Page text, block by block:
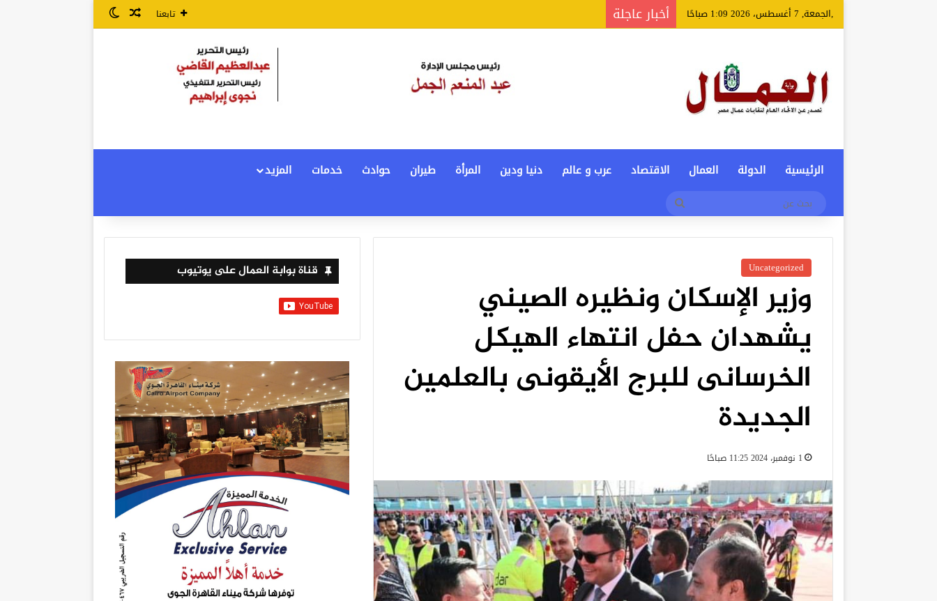
,الجمعة, 7 أغسطس، 2026 1:09 صباحًا أخبار عاجلة تابعنا مقال عشوائي
الوضع المظلم
الرئيسية الدولة العمال الاقتصاد عرب و عالم دنيا ودين المرأة طيران حوادث خدمات
المزيد
Uncategorized
وزير الإسكان ونظيره الصيني
يشهدان حفل انتهاء الهيكل
الخرسانى للبرج الأيقونى بالعلمين
الجديدة
1 نوفمبر، 2024 11:25 صباحًا
قناة بوابة العمال على يوتيوب